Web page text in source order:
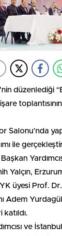
düzenlediği
Salonu’nda
ile
Yalçın,
üyesi Prof.
Adem
ve